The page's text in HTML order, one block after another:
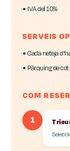
▪ IVA del 10%
SERVEIS
▪ Cada neteja
▪ Pàrquing de
COM
1
Trieu